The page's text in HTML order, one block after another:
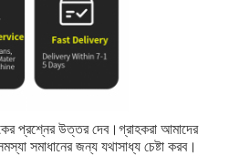
প্রশ্নের উত্তর দেব।গ্রাহকরা আমাদের
সমাধানের জন্য যথাসাধ্য চেষ্টা করব।